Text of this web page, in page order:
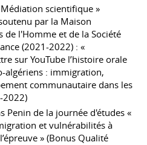
scientifique »
par la Maison
de l'Homme et de la Société
(2021-2022) : «
sur YouTube l’histoire orale
algériens : immigration,
communautaire dans les
2022)
Penin de la journée d'études «
et vulnérabilités à
» (Bonus Qualité